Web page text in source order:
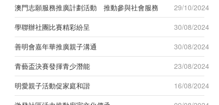
澳門志願服務推廣計劃活動 推動參與社會服務
29/10/2024
學聯辦社團比賽精彩紛呈
30/08/2024
善明會嘉年華推廣親子溝通
30/08/2024
青藝盃決賽發揮青少潛能
23/08/2024
明愛親子活動促家庭和諧
16/08/2024